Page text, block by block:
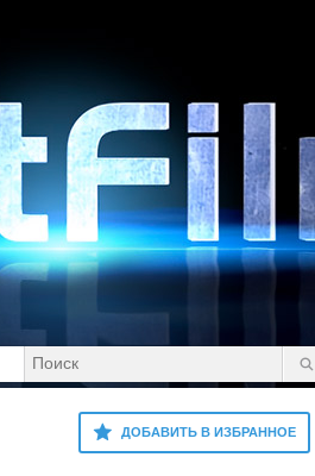
ДОБАВИТЬ В ИЗБРАННОЕ